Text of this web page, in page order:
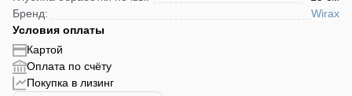
Бренд:
Wirax
Условия оплаты
Картой
Оплата по счёту
Покупка в лизинг